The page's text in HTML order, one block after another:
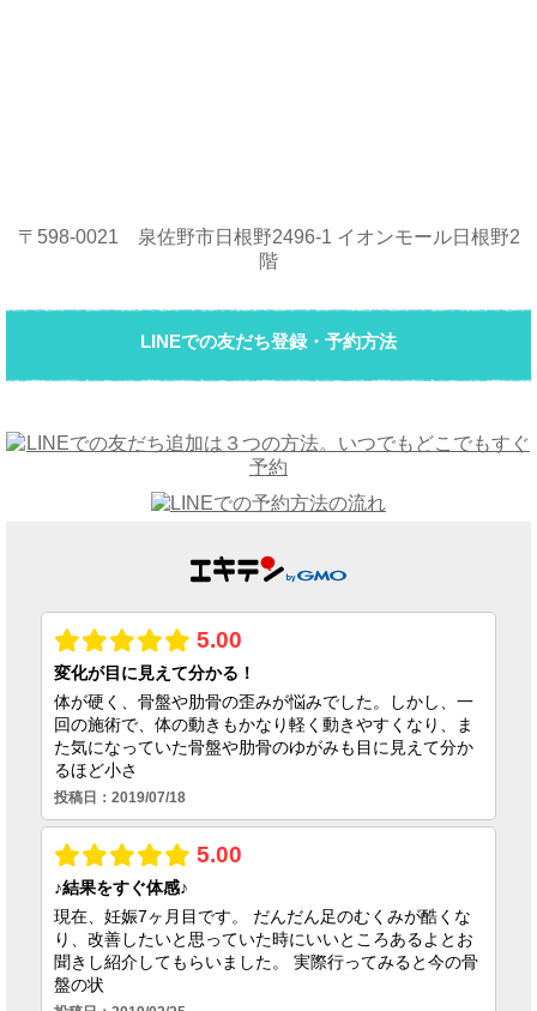
〒598-0021 泉佐野市日根野2496-1 イオンモール日根野2
階
LINEでの友だち登録・予約方法